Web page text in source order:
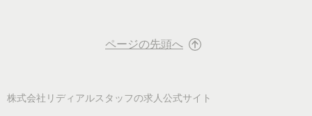
ページの先頭へ
株式会社リディアルスタッフの求人公式サイト